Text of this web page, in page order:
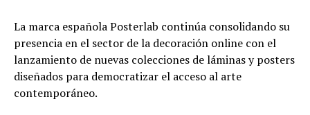
La marca española Posterlab continúa consolidando su
presencia en el sector de la decoración online con el
lanzamiento de nuevas colecciones de láminas y posters
diseñados para democratizar el acceso al arte
contemporáneo.